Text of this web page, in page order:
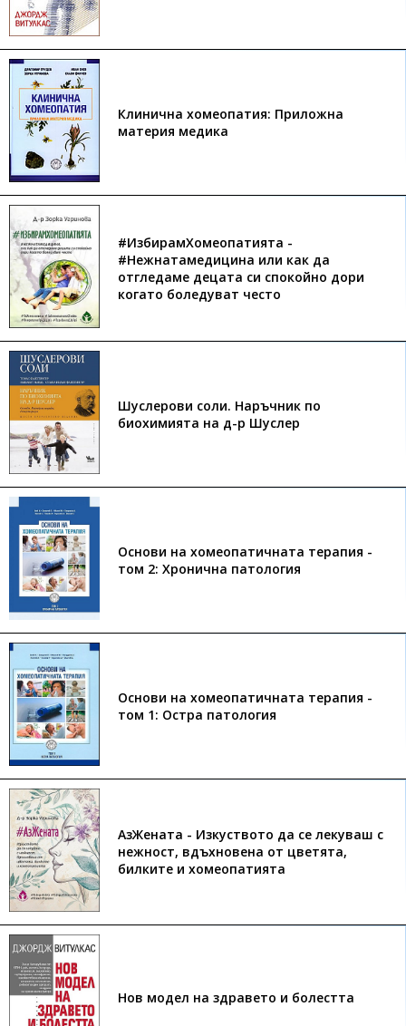
Клинична хомеопатия: Приложна
материя медика
#ИзбирамХомеопатията -
#Нежнатамедицина или как да
отгледаме децата си спокойно дори
когато боледуват често
Шуслерови соли. Наръчник по
биохимията на д-р Шуслер
Основи на хомеопатичната терапия -
том 2: Хронична патология
Основи на хомеопатичната терапия -
том 1: Остра патология
АзЖената - Изкуството да се лекуваш с
нежност, вдъхновена от цветята,
билките и хомеопатията
Нов модел на здравето и болестта